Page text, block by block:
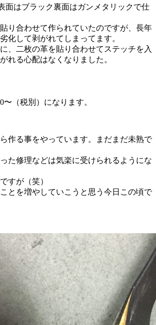
面はブラック裏面はガンメタリックで仕
り合わせて作られていたのですが、長年
化して剥がれてしまってます。
、二枚の革を貼り合わせてステッチを入
れる心配はなくなりました。
〜（税別）になります。
作る事をやっています。まだまだ未熟で
た修理などは気楽に受けられるようにな
すが（笑）
とを増やしていこうと思う今日この頃で